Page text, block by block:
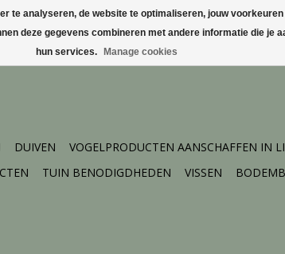
DUIVEN VOGELPRODUCTEN AANSCHAFFEN IN
TUIN BENODIGDHEDEN VISSEN
analyseren, de website te optimaliseren, jouw
deze gegevens combineren met andere informatie die je
hun services.
Manage cookies